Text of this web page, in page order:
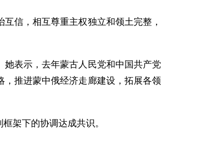
信，相互尊重主权独立和领土完整，
表示，去年蒙古人民党和中国共产党
推进蒙中俄经济走廊建设，拓展各领
架下的协调达成共识。